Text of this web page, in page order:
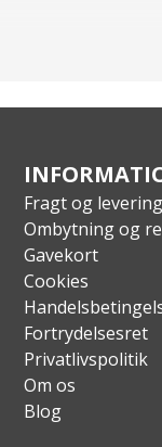
Fragt og levering
Ombytning og
Gavekort
Cookies
Fortrydelsesret
Privatlivspolitik
Om os
Blog